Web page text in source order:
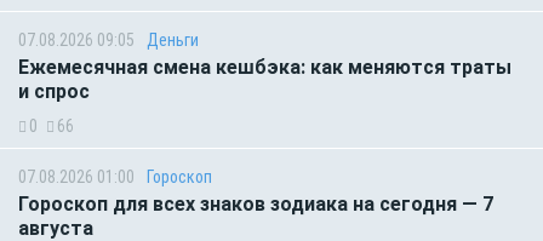
07.08.2026 09:05 Деньги
Ежемесячная смена кешбэка: как меняются траты
и спрос
0 66
07.08.2026 01:00 Гороскоп
Гороскоп для всех знаков зодиака на сегодня — 7
августа